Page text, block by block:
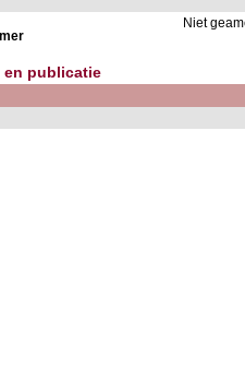
Niet
publicatie